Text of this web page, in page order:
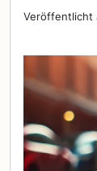
Veröffentlicht